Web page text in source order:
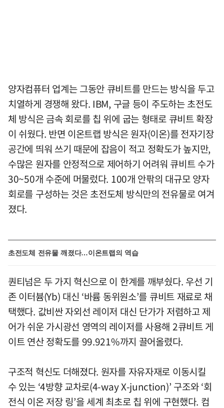
양자컴퓨터 업계는 그동안 큐비트를 만드는 방식을 두고
치열하게 경쟁해 왔다. IBM, 구글 등이 주도하는 초전도
체 방식은 금속 회로를 칩 위에 굽는 형태로 큐비트 확장
이 쉬웠다. 반면 이온트랩 방식은 원자(이온)를 전자기장
공간에 띄워 쓰기 때문에 잡음이 적고 정확도가 높지만,
수많은 원자를 안정적으로 제어하기 어려워 큐비트 수가
30~50개 수준에 머물렀다. 100개 안팎의 대규모 양자
회로를 구성하는 것은 초전도체 방식만의 전유물로 여겨
졌다.
초전도체 전유물 깨졌다…이온트랩의 역습
퀀티넘은 두 가지 혁신으로 이 한계를 깨부쉈다. 우선 기
존 이터븀(Yb) 대신 ‘바륨 동위원소’를 큐비트 재료로 채
택했다. 값비싼 자외선 레이저 대신 단가가 저렴하고 제
어가 쉬운 가시광선 영역의 레이저를 사용해 2큐비트 게
이트 연산 정확도를 99.921%까지 끌어올렸다.
구조적 혁신도 더해졌다. 원자를 자유자재로 이동시킬
수 있는 ‘4방향 교차로(4-way X-junction)’ 구조와 ‘회
전식 이온 저장 링’을 세계 최초로 칩 위에 구현했다. 컴